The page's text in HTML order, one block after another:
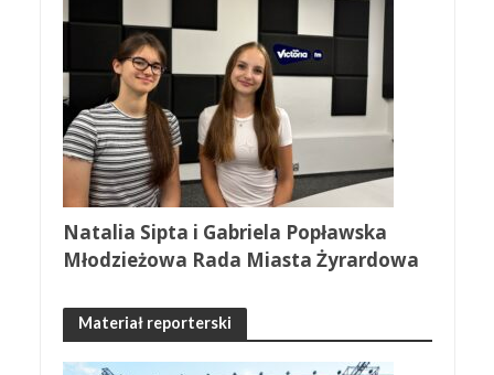
Natalia Sipta i Gabriela Popławska
Młodzieżowa Rada Miasta Żyrardowa
Materiał reporterski